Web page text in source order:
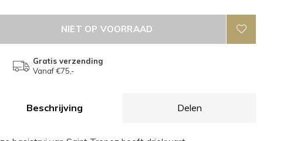
NIET OP VOORRAAD
Gratis verzending
Vanaf €75,-
Beschrijving Delen